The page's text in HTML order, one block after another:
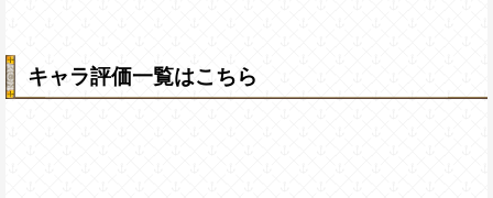
キャラ評価一覧はこちら